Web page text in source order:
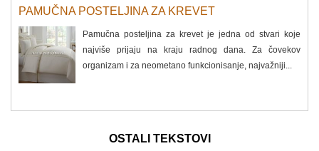
PAMUČNA POSTELJINA ZA KREVET
Pamučna posteljina za krevet je jedna od stvari koje
najviše prijaju na kraju radnog dana. Za čovekov
organizam i za neometano funkcionisanje, najvažniji...
OSTALI TEKSTOVI